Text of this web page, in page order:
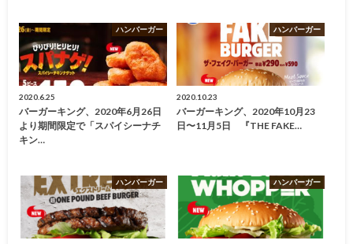
ハンバーガー
2020.6.25
バーガーキング、2020年6月26日
より期間限定で「スパイシーナチ
キン…
ハンバーガー
2020.10.23
バーガーキング、2020年10月23
日〜11月5日 『THE FAKE…
ハンバーガー ハンバーガー